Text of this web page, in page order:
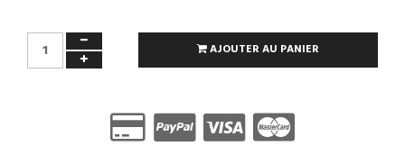
AJOUTER AU PANIER